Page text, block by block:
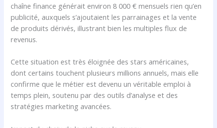
chaîne finance générait environ 8 000 € mensuels rien qu’en
publicité, auxquels s’ajoutaient les parrainages et la vente
de produits dérivés, illustrant bien les multiples flux de
revenus.
Cette situation est très éloignée des stars américaines,
dont certains touchent plusieurs millions annuels, mais elle
confirme que le métier est devenu un véritable emploi à
temps plein, soutenu par des outils d’analyse et des
stratégies marketing avancées.